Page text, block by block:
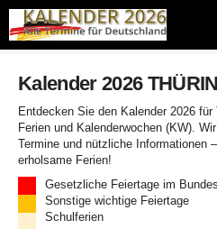
Zum
Inhalt
springen
Kalender 2026
Entdecken Sie den Kalender 2026
Ferien und Kalenderwochen (KW).
Termine und nützliche Informationen
erholsame Ferien!
Gesetzliche Feiertage im
Sonstige wichtige Feiertage
Schulferien